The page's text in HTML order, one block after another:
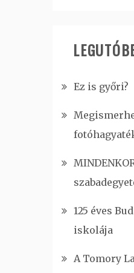
Ez is győri?
125 éves
iskolája
A Tomory